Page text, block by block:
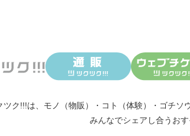
ツク!!!は、 モノ（物販） ・ コト（体験） ・ ゴチソ
みんなでシェアし合う お